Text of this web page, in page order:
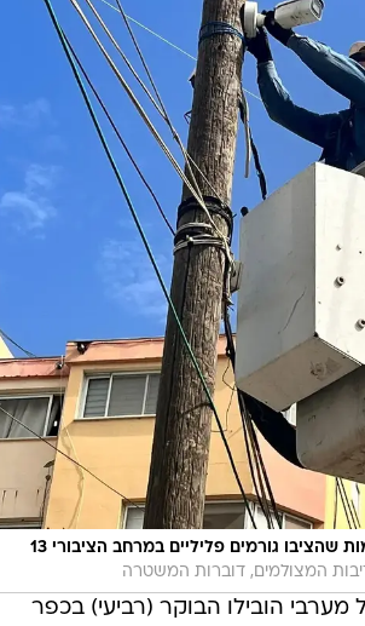
המשטרה הסירה מצלמות שהציבו גורמים פליליים במרחב הציבורי 13
המצולמים, דוברות המשטרה
מערבי הובילו הבוקר (רביעי) בכפר